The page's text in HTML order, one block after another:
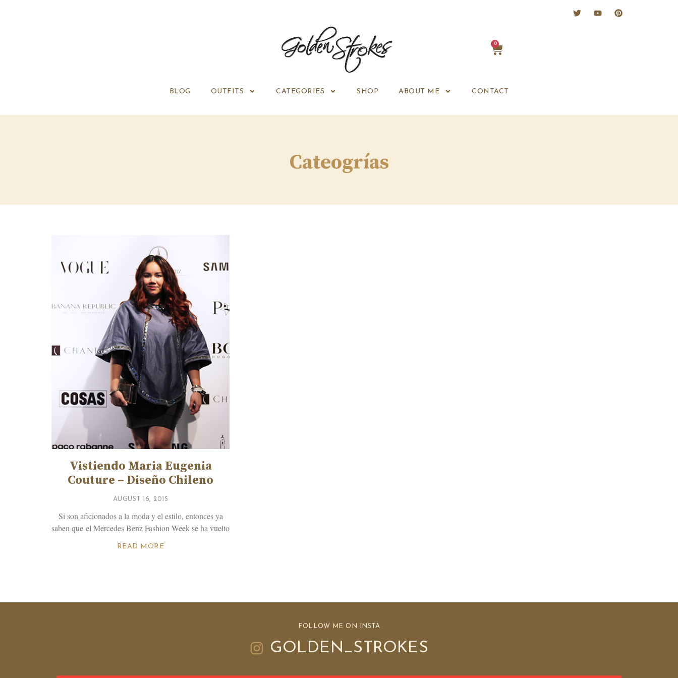
0
BLOG OUTFITS CATEGORIES SHOP ABOUT ME CONTACT
Cateogrías
Vistiendo Maria Eugenia
Couture – Diseño Chileno
AUGUST 16, 2015
Si son aficionados a la moda y el estilo, entonces ya
saben que el Mercedes Benz Fashion Week se ha vuelto
READ MORE
FOLLOW ME ON INSTA
GOLDEN_STROKES